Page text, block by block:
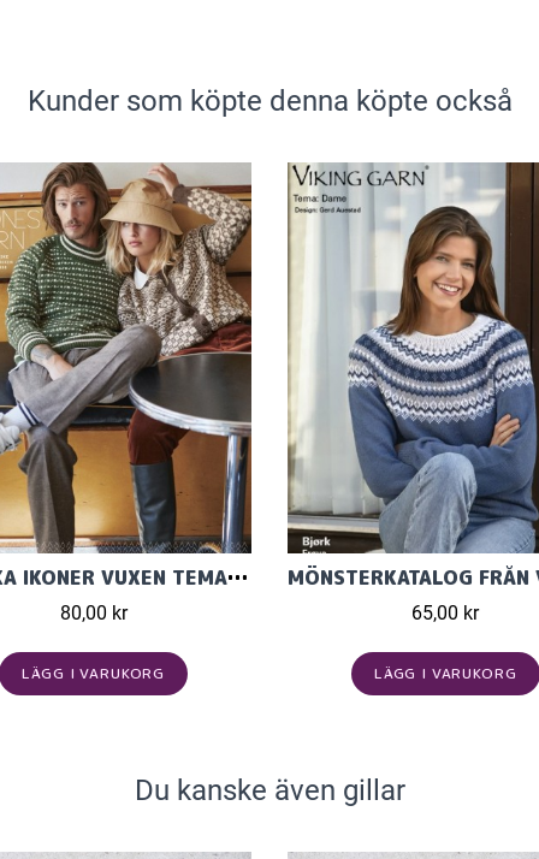
Kunder som köpte denna köpte också
NORSKA IKONER VUXEN TEMA 72, MÖNSTER PÅ NORSKA
80,00 kr
LÄGG I VARUKORG
65,00 kr
LÄGG I VARUKORG
Du kanske även gillar